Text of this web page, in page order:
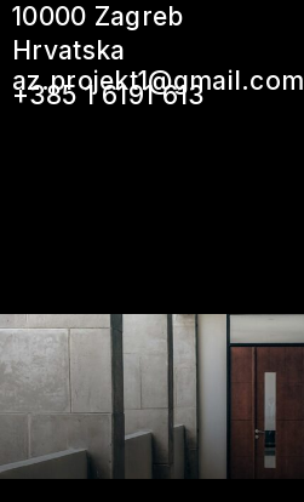
10000 Zagreb
Hrvatska
az.projekt1@gmail.com
+385 1 6191 613